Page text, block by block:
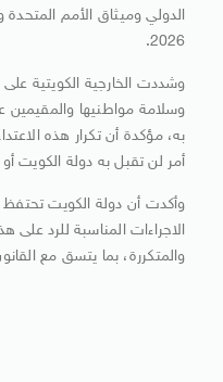
2026.
وشددت الخارجية الكويتية
وسلامة مواطنيها
به، مؤكدة أن تكرار هذه
أمر لن تقبل به دولة الكويت أو
وأكدت أن دولة الكويت تحتفظ
الاجراءات المناسبة للرد على
والمتكررة، بما يتسق مع